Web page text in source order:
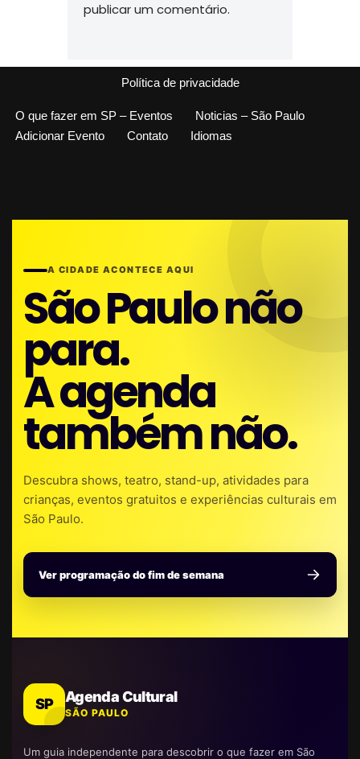
publicar um comentário.
Política de privacidade
O que fazer em SP – Eventos
Noticias – São Paulo
Adicionar Evento
Contato Idiomas
A CIDADE ACONTECE AQUI
São Paulo não
para.
A agenda
também não.
Descubra shows, teatro, stand-up, atividades para
crianças, eventos gratuitos e experiências culturais em
São Paulo.
Ver programação do fim de semana
SP Agenda Cultural
SÃO PAULO
Um guia independente para descobrir o que fazer em São